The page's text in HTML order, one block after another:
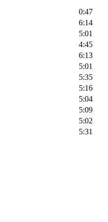
0:47
6:14
5:01
4:45
6:13
5:01
5:35
5:16
5:04
5:09
5:02
5:31